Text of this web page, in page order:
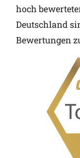
hoch
Deutschland
Bewertungen